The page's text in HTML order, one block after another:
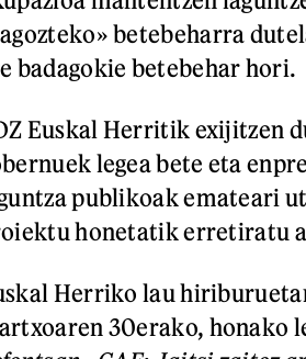
betebeharra
badagokie betebehar hori.
Euskal Herritik exijitzen
legea bete eta
publikoak emateari
honetatik erretiratu
Herriko lau
30erako, honako